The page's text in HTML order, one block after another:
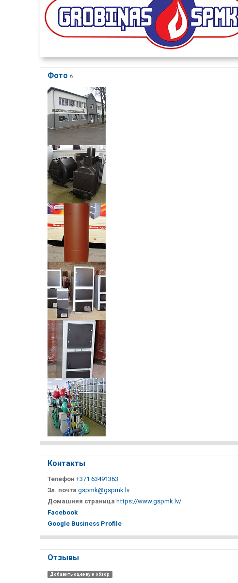
Фото 6
Контакты
Телефон +371 63491363
Эл. почта gspmk@gspmk.lv
Домашняя страница https://www.gspmk.lv/
Facebook
Google Business Profile
Отзывы
Добавить оценку и обзор